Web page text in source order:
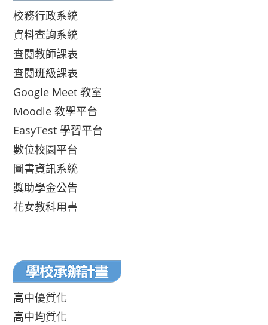
校務行政系統
資料查詢系統
查閱教師課表
查閱班級課表
Google Meet 教室
Moodle 教學平台
EasyTest 學習平台
數位校園平台
圖書資訊系統
獎助學金公告
花女教科用書
高中優質化
高中均質化